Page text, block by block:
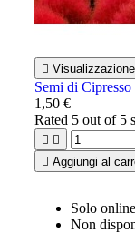

Semi di
1,50 €
Rated 5 out of 5
 
 Aggiungi al
Solo online
Non